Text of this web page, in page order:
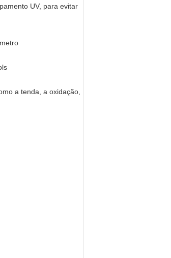
UV, para evitar
a tenda, a oxidação,